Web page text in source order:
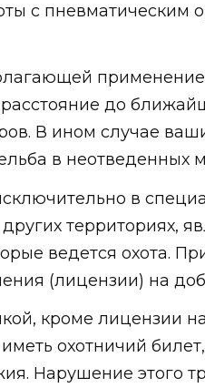
с пневматическим
до
В ином случае
в неотведенных
в
территориях,
ведется охота.
(лицензии) на
кроме лицензии
охотничий
Нарушение этого